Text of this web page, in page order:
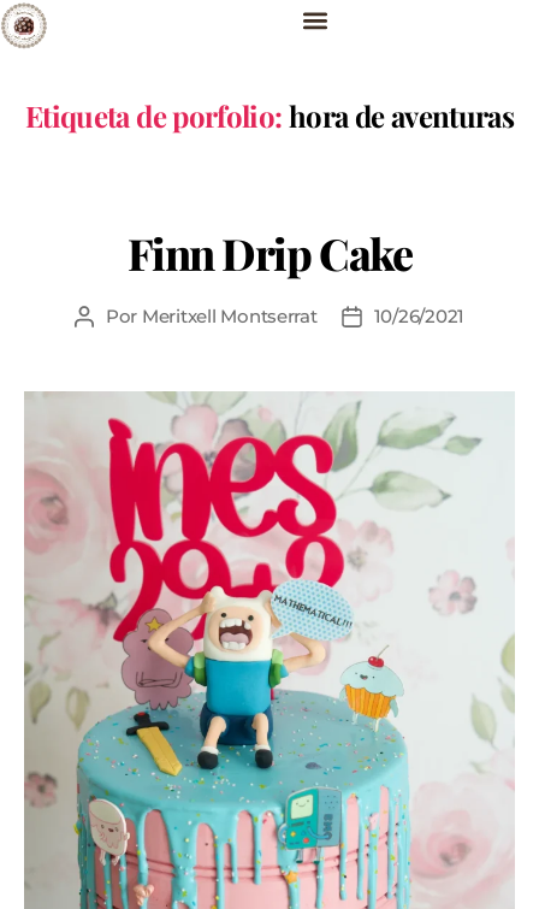
Etiqueta de porfolio:hora de aventuras
Finn Drip Cake
Por Meritxell Montserrat 10/26/2021